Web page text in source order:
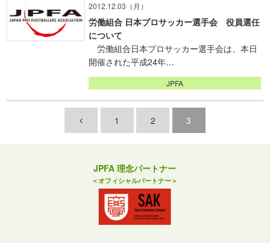
2012.12.03（月）
労働組合 日本プロサッカー選手会 役員選任
について
労働組合日本プロサッカー選手会は、本日
開催された平成24年…
JPFA
1 2 3
JPFA 理念パートナー
＜オフィシャルパートナー＞